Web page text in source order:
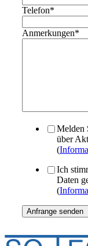
Telefon*
Anmerkungen*
Melden
über
(
Ich
Daten
(